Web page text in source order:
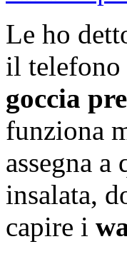
Le ho
il telefono
goccia
funziona
assegna
insalata,
capire i